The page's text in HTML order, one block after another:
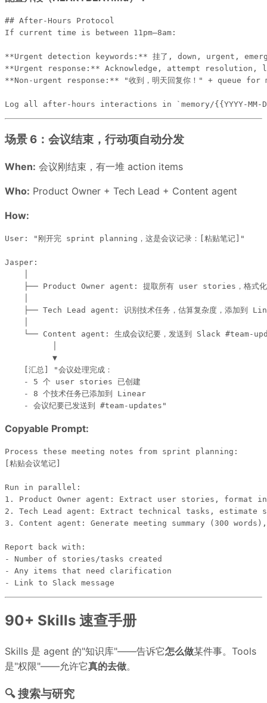
## After-Hours Protocol
If current time is between 11pm–8am:
**Urgent detection keywords:** 挂了, down, urgent,
**Urgent response:** Acknowledge, attempt resolution,
**Non-urgent response:** "收到，明天回复你！" + queue for
场景 6：会议结束，行动项自动分发
When: 会议刚结束，有一堆 action items
Who: Product Owner + Tech Lead + Content agent
How:
User: "刚开完 sprint planning，这是会议记录：[粘贴笔记]"
Jasper:
├── Product Owner agent: 提取所有 user stories，格式
├── Tech Lead agent: 识别技术任务，估算复杂度，添加到
└── Content agent: 生成会议纪要，发送到 Slack #team-
          ▼
    [汇总] "会议处理完成：
    - 5 个 user stories 已创建
    - 8 个技术任务已添加到 Linear
Copyable Prompt:
Process these meeting notes from sprint planning:
[粘贴会议笔记]
Run in parallel:
1. Product Owner agent: Extract user stories, format
2. Tech Lead agent: Extract technical tasks,
3. Content agent: Generate meeting summary (300
Report back with:
- Number of stories/tasks created
- Any items that need clarification
90+ Skills 速查手册
Skills 是 agent 的"知识库"——告诉它怎么做某件事。Tools
是"权限"——允许它真的去做。
🔍 搜索与研究